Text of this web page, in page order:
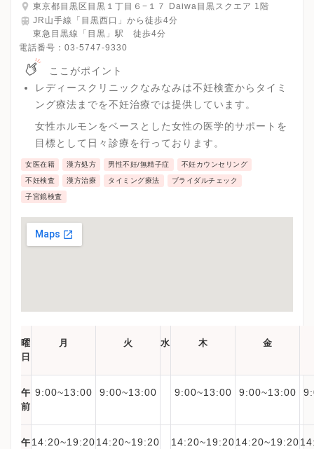
東京都目黒区目黒１丁目６−１７ Daiwa目黒スクエア 1階
JR山手線「目黒西口」から徒歩4分
東急目黒線「目黒」駅 徒歩4分
電話番号： 03-5747-9330
ここがポイント
レディースクリニックなみなみは不妊検査からタイミ
ング療法までを不妊治療では提供しています。
女性ホルモンをベースとした女性の医学的サポートを
目標として日々診療を行っております。
女医在籍 漢方処方 男性不妊/無精子症 不妊カウンセリング
不妊検査 漢方治療 タイミング療法 ブライダルチェック
子宮鏡検査
曜
日
月 火 水 木 金
午
前
9:00~13:00 9:00~13:00 9:00~13:00 9:00~13:00
午 14:20~19:2014:20~19:20 14:20~19:2014:20~19:20